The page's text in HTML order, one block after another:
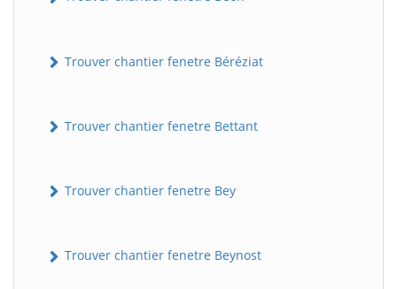
Trouver chantier fenetre Béréziat
Trouver chantier fenetre Bettant
Trouver chantier fenetre Bey
Trouver chantier fenetre Beynost